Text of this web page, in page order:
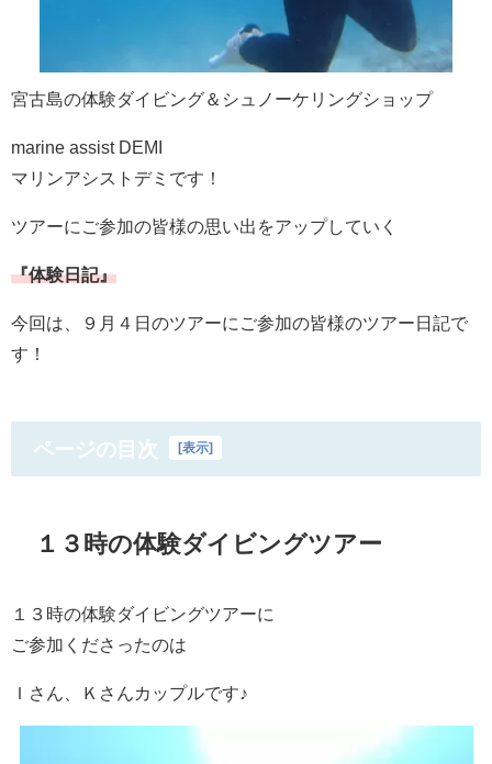
宮古島の体験ダイビング＆シュノーケリングショップ
marine assist DEMI
マリンアシストデミです！
ツアーにご参加の皆様の思い出をアップしていく
『体験日記』
今回は、９月４日のツアーにご参加の皆様のツアー日記で
す！
ページの目次 [表示]
１３時の体験ダイビングツアー
１３時の体験ダイビングツアーに
ご参加くださったのは
Ｉさん、Ｋさんカップルです♪